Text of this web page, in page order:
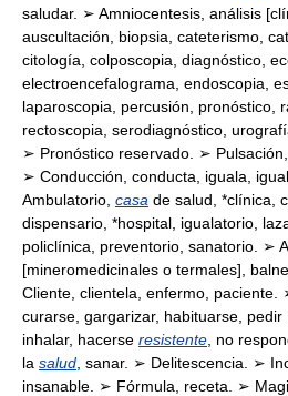
saludar. ➢ Amniocentesis, análisis
auscultación, biopsia, cateterismo,
citología, colposcopia, diagnóstico,
electroencefalograma, endoscopia,
laparoscopia, percusión, pronóstico,
rectoscopia, serodiagnóstico,
➢ Pronóstico reservado. ➢
➢ Conducción, conducta, iguala,
Ambulatorio, casa de salud, *clínica,
dispensario, *hospital, igualatorio,
policlínica, preventorio, sanatorio. ➢
[mineromedicinales o termales],
Cliente, clientela, enfermo, paciente.
curarse, gargarizar, habituarse, pedir
inhalar, hacerse resistente , no
la salud , sanar. ➢ Delitescencia. ➢
insanable. ➢ Fórmula, receta. ➢